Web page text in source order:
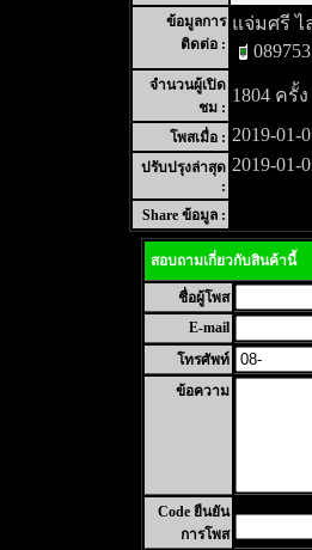
ข้อมูลการ
ติดต่อ :
แจ่มศรี ไ
จำนวนผู้เปิด
ชม :
1804 ครั้ง
โพสเมื่อ : 2019-01-
ปรับปรุงล่าสุด
:
2019-01-
Share ข้อมูล :
สอบถามเกี่ยวกับสินค้านี้
ชื่อผู้โพส
E-mail
โทรศัพท์
ข้อความ
Code ยืนยัน
การโพส